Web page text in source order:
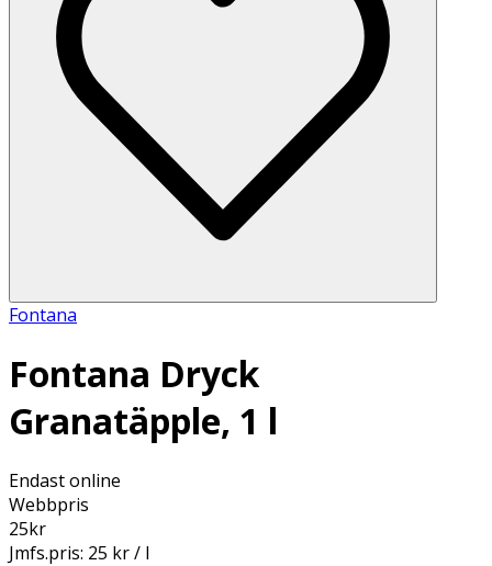
Fontana
Fontana Dryck
Granatäpple, 1 l
Endast online
Webbpris
25kr
Jmfs.pris: 25 kr / l